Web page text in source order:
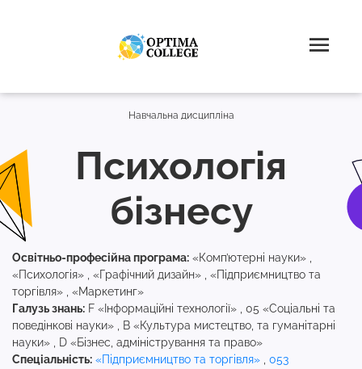
Навчальна дисципліна
Психологія
бізнесу
Освітньо-професійна програма: «Комп’ютерні науки» ,
«Психологія» , «Графічний дизайн» , «Підприємництво та
торгівля» , «Маркетинг»
Галузь знань: F «Інформаційні технології» , 05 «Соціальні та
поведінкові науки» , B «Культура мистецтво, та гуманітарні
науки» , D «Бізнес, адміністрування та право»
Спеціальність: «Підприємництво та торгівля»
053